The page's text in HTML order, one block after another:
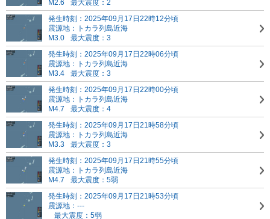
M2.6
最大震度：2
発生時刻：2025年09月17日22時12分頃
震源地：トカラ列島近海
M3.0
最大震度：3
発生時刻：2025年09月17日22時06分頃
震源地：トカラ列島近海
M3.4
最大震度：3
発生時刻：2025年09月17日22時00分頃
震源地：トカラ列島近海
M4.7
最大震度：4
発生時刻：2025年09月17日21時58分頃
震源地：トカラ列島近海
M3.3
最大震度：3
発生時刻：2025年09月17日21時55分頃
震源地：トカラ列島近海
M4.7
最大震度：5弱
発生時刻：2025年09月17日21時53分頃
震源地：---
最大震度：5弱